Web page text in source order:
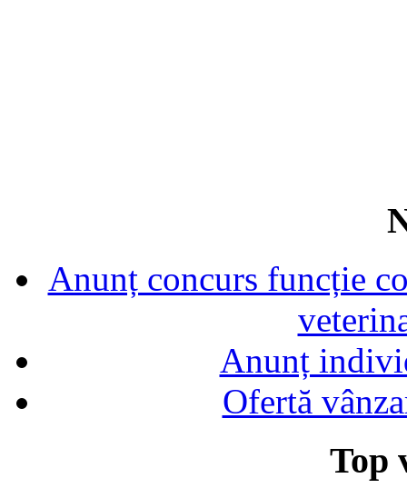
Anunț concurs funcție
Anunț
Ofertă
Top